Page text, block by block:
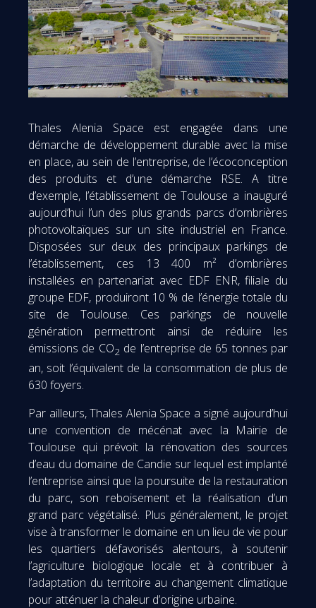
Thales Alenia Space est engagée dans une
démarche de développement durable avec la mise
en place, au sein de l’entreprise, de l’écoconception
des produits et d’une démarche RSE. A titre
d’exemple, l’établissement de Toulouse a inauguré
aujourd’hui l’un des plus grands parcs d’ombrières
photovoltaïques sur un site industriel en France.
Disposées sur deux des principaux parkings de
l’établissement, ces 13 400 m² d’ombrières
installées en partenariat avec EDF ENR, filiale du
groupe EDF, produiront 10 % de l’énergie totale du
site de Toulouse. Ces parkings de nouvelle
génération permettront ainsi de réduire les
émissions de CO2 de l’entreprise de 65 tonnes par
an, soit l’équivalent de la consommation de plus de
630 foyers.
Par ailleurs, Thales Alenia Space a signé aujourd’hui
une convention de mécénat avec la Mairie de
Toulouse qui prévoit la rénovation des sources
d’eau du domaine de Candie sur lequel est implanté
l’entreprise ainsi que la poursuite de la restauration
du parc, son reboisement et la réalisation d’un
grand parc végétalisé. Plus généralement, le projet
vise à transformer le domaine en un lieu de vie pour
les quartiers défavorisés alentours, à soutenir
l’agriculture biologique locale et à contribuer à
l’adaptation du territoire au changement climatique
pour atténuer la chaleur d’origine urbaine.